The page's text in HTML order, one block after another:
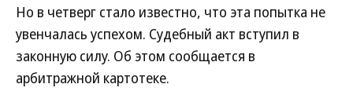
Но в четверг стало известно, что эта попытка не
увенчалась успехом. Судебный акт вступил в
законную силу. Об этом сообщается в
арбитражной картотеке.